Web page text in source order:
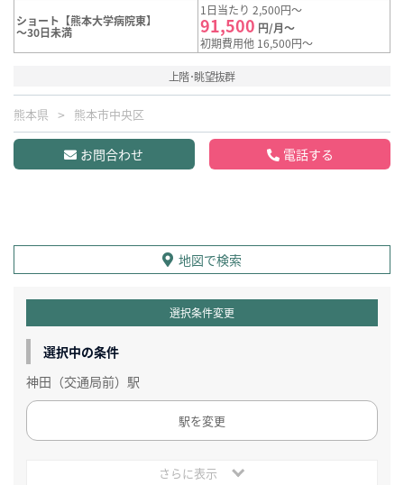
ショート【熊本大学病院東】
～30日未満
1日当たり 2,500円～
91,500 円/月～
初期費用他 16,500円～
上階･眺望抜群
熊本県 熊本市中央区
お問合わせ 電話する
地図で検索
選択条件変更
選択中の条件
神田（交通局前）駅
駅を変更
さらに表示